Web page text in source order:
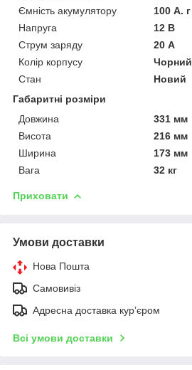
Ємність акумулятору
100 А. г
Напруга
12 В
Струм заряду
20 А
Колір корпусу
Чорний
Стан
Новий
Габаритні розміри
Довжина
331 мм
Висота
216 мм
Ширина
173 мм
Вага
32 кг
Приховати
Умови доставки
Нова Пошта
Самовивіз
Адресна доставка курʼєром
Всі умови доставки